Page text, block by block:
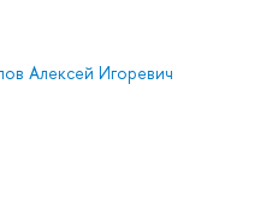
Алексей Игоревич